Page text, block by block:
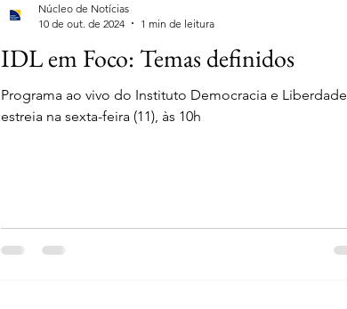
IDL em Foco: Temas definidos
Programa ao vivo do Instituto Democracia e Liberdade
estreia na sexta-feira (11), às 10h
Núcleo de Notícias
10 de out. de 2024
1 min de leitura